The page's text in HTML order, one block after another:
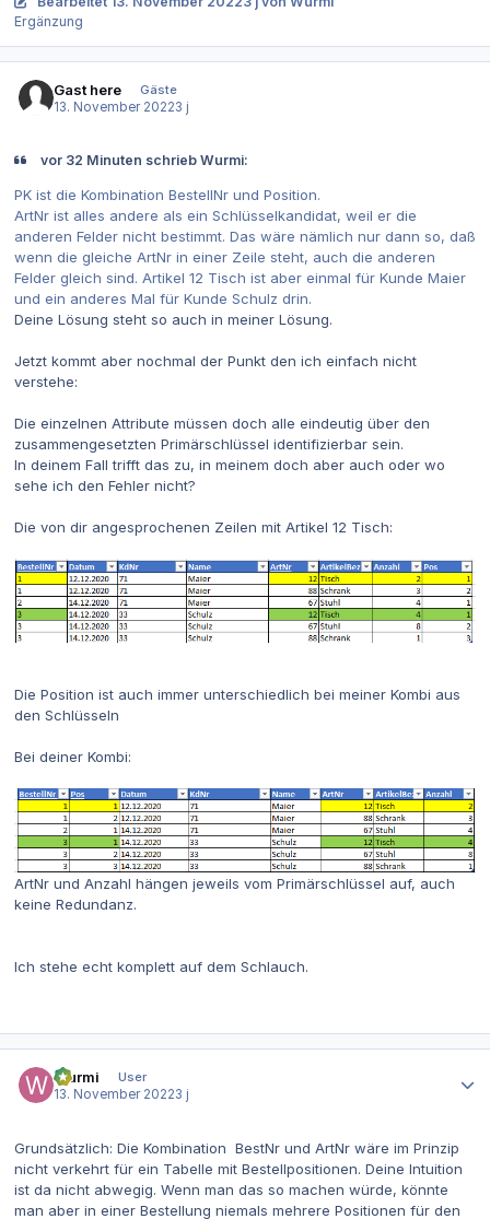
Ergänzung
Gast here
Gäste
13. November 20223 j
vor 32 Minuten schrieb Wurmi:
PK ist die Kombination BestellNr und Position.
ArtNr ist alles andere als ein Schlüsselkandidat, weil er die
anderen Felder nicht bestimmt. Das wäre nämlich nur dann so, daß
wenn die gleiche ArtNr in einer Zeile steht, auch die anderen
Felder gleich sind. Artikel 12 Tisch ist aber einmal für Kunde Maier
und ein anderes Mal für Kunde Schulz drin.
Deine Lösung steht so auch in meiner Lösung.
Jetzt kommt aber nochmal der Punkt den ich einfach nicht
verstehe:
Die einzelnen Attribute müssen doch alle eindeutig über den
zusammengesetzten Primärschlüssel identifizierbar sein.
In deinem Fall trifft das zu, in meinem doch aber auch oder wo
sehe ich den Fehler nicht?
Die von dir angesprochenen Zeilen mit Artikel 12 Tisch:
Die Position ist auch immer unterschiedlich bei meiner Kombi aus
den Schlüsseln
Bei deiner Kombi:
ArtNr und Anzahl hängen jeweils vom Primärschlüssel auf, auch
keine Redundanz.
Ich stehe echt komplett auf dem Schlauch.
Wurmi
User
13. November 20223 j
Grundsätzlich: Die Kombination BestNr und ArtNr wäre im Prinzip
nicht verkehrt für ein Tabelle mit Bestellpositionen. Deine Intuition
ist da nicht abwegig. Wenn man das so machen würde, könnte
man aber in einer Bestellung niemals mehrere Positionen für den